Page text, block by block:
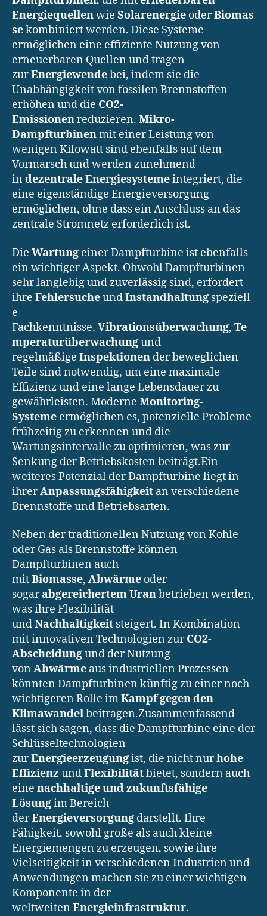
Energiequellenwie Solarenergie oderBiomas
sekombiniert werden. Diese Systeme
ermöglichen eine effiziente Nutzung von
erneuerbaren Quellen und tragen
zurEnergiewendebei, indem sie die
Unabhängigkeit von fossilen Brennstoffen
erhöhen und die CO2-
Emissionenreduzieren. Mikro-
Dampfturbinenmit einer Leistung von
wenigen Kilowatt sind ebenfalls auf dem
Vormarsch und werden zunehmend
indezentrale Energiesystemeintegriert, die
eine eigenständige Energieversorgung
ermöglichen, ohne dass ein Anschluss an das
zentrale Stromnetz erforderlich ist.
Die Wartung einer Dampfturbine ist ebenfalls
ein wichtiger Aspekt. Obwohl Dampfturbinen
sehr langlebig und zuverlässig sind, erfordert
ihre FehlersucheundInstandhaltung speziell
e
Fachkenntnisse. Vibrationsüberwachung, Te
mperaturüberwachungund
regelmäßige Inspektionen der beweglichen
Teile sind notwendig, um eine maximale
Effizienz und eine lange Lebensdauer zu
gewährleisten. Moderne Monitoring-
Systeme ermöglichen es, potenzielle Probleme
frühzeitig zu erkennen und die
Wartungsintervalle zu optimieren, was zur
Senkung der Betriebskosten beiträgt.Ein
weiteres Potenzial der Dampfturbine liegt in
ihrerAnpassungsfähigkeit an verschiedene
Brennstoffe und Betriebsarten.
Neben der traditionellen Nutzung von Kohle
oder Gas als Brennstoffe können
Dampfturbinen auch
mitBiomasse, Abwärme oder
sogarabgereichertem Uranbetrieben werden,
was ihre Flexibilität
undNachhaltigkeit steigert. In Kombination
mit innovativen Technologien zurCO2-
Abscheidungund der Nutzung
vonAbwärme aus industriellen Prozessen
könnten Dampfturbinen künftig zu einer noch
wichtigeren Rolle imKampf gegen den
Klimawandelbeitragen.Zusammenfassend
lässt sich sagen, dass die Dampfturbine eine der
Schlüsseltechnologien
zurEnergieerzeugungist, die nicht nurhohe
Effizienz undFlexibilitätbietet, sondern auch
eine nachhaltige und zukunftsfähige
Lösungim Bereich
derEnergieversorgung darstellt. Ihre
Fähigkeit, sowohl große als auch kleine
Energiemengen zu erzeugen, sowie ihre
Vielseitigkeit in verschiedenen Industrien und
Anwendungen machen sie zu einer wichtigen
Komponente in der
weltweitenEnergieinfrastruktur.